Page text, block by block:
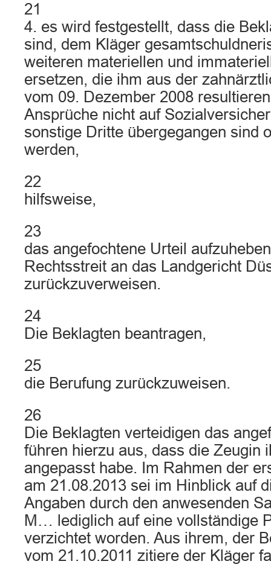
21
4. es wird festgestellt, dass die
sind, dem Kläger
weiteren materiellen und
ersetzen, die ihm aus der
vom 09. Dezember 2008
Ansprüche nicht auf
sonstige Dritte übergegangen sind
werden,
22
hilfsweise,
23
das angefochtene Urteil
Rechtsstreit an das Landgericht
zurückzuverweisen.
24
Die Beklagten beantragen,
25
die Berufung zurückzuweisen.
26
Die Beklagten verteidigen das
führen hierzu aus, dass die Zeugin
angepasst habe. Im Rahmen der
am 21.08.2013 sei im Hinblick auf
Angaben durch den anwesenden
M… lediglich auf eine vollständige
verzichtet worden. Aus ihrem, der
vom 21.10.2011 zitiere der Kläger